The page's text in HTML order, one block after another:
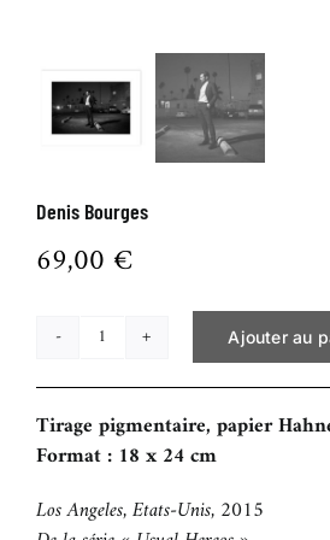
CONTACT
Denis Bourges
69,00€
quantité
de
Denis
Bourges
Ajouter au
Tirage pigmentaire, papier
Format : 18 x 24 cm
Los Angeles, Etats-Unis, 2015